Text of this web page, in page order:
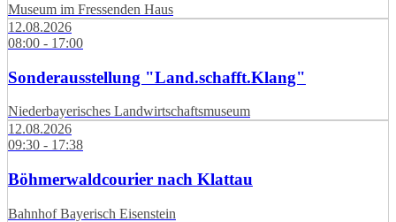
Museum im Fressenden Haus
12.08.2026
08:00 - 17:00
Sonderausstellung "Land.schafft.Klang"
Niederbayerisches Landwirtschaftsmuseum
12.08.2026
09:30 - 17:38
Böhmerwaldcourier nach Klattau
Bahnhof Bayerisch Eisenstein